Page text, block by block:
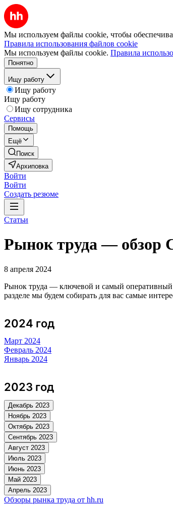
Мы используем файлы cookie, чтобы
Правила использования файлов cookie
Мы используем файлы cookie. Правила
Понятно
Ищу работу
Ищу работу
Ищу работу
Ищу сотрудника
Сервисы
Помощь
Ещё
Поиск
Архиповка
Войти
Войти
Создать резюме
Статьи
Рынок труда —
8 апреля 2024
Рынок труда — ключевой и самый
разделе мы будем собирать для вас самые
2024 год
Март 2024
Февраль 2024
Январь 2024
2023 год
Декабрь 2023
Ноябрь 2023
Октябрь 2023
Сентябрь 2023
Август 2023
Июль 2023
Июнь 2023
Май 2023
Апрель 2023
Обзоры рынка труда от hh.ru